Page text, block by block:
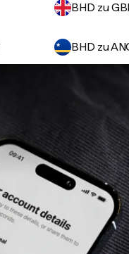
BHD zu
BHD zu